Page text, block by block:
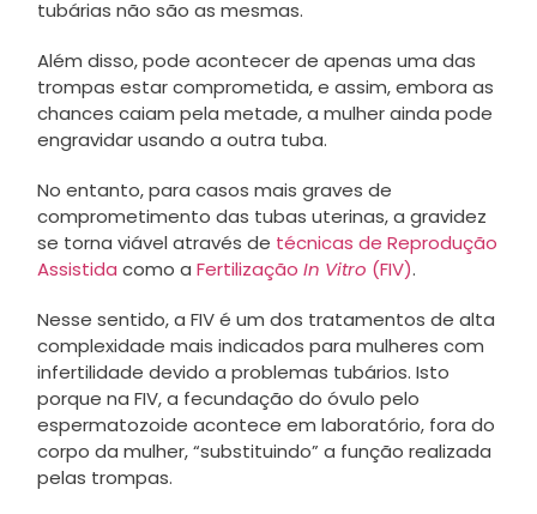
tubárias não são as mesmas.
Além disso, pode acontecer de apenas uma das
trompas estar comprometida, e assim, embora as
chances caiam pela metade, a mulher ainda pode
engravidar usando a outra tuba.
No entanto, para casos mais graves de
comprometimento das tubas uterinas, a gravidez
se torna viável através de técnicas de Reprodução
Assistida como a Fertilização In Vitro (FIV).
Nesse sentido, a FIV é um dos tratamentos de alta
complexidade mais indicados para mulheres com
infertilidade devido a problemas tubários. Isto
porque na FIV, a fecundação do óvulo pelo
espermatozoide acontece em laboratório, fora do
corpo da mulher, “substituindo” a função realizada
pelas trompas.